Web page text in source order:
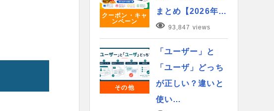
クーポン・キャ
ンペーン
まとめ【2026年…
93,847 views
その他
「ユーザー」と
「ユーザ」どっち
が正しい？違いと
使い…